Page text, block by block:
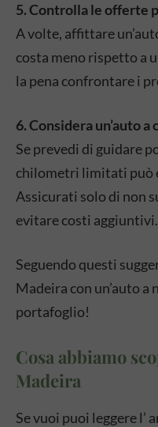
5. Controlla le offerte
A volte, affittare
costa meno rispetto a
la pena confrontare i
6. Considera un’auto
Se prevedi di guidare
chilometri limitati può
Assicurati solo di non
evitare costi aggiuntivi.
Seguendo questi
Madeira con un’auto a
portafoglio!
Cosa abbiamo
Madeira
Se vuoi puoi leggere l’